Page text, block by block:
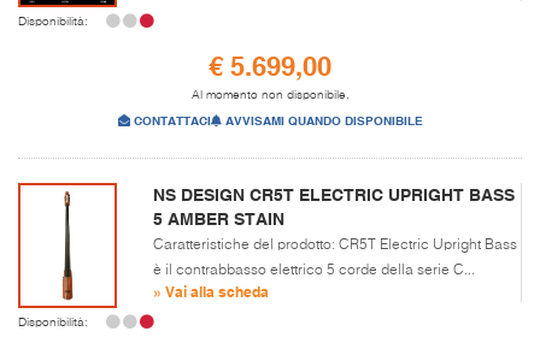
Disponibilità:
€ 5.699,00
Al momento non disponibile.
CONTATTACI AVVISAMI QUANDO DISPONIBILE
NS DESIGN CR5T ELECTRIC UPRIGHT BASS
5 AMBER STAIN
Caratteristiche del prodotto: CR5T Electric Upright Bass
è il contrabbasso elettrico 5 corde della serie C...
» Vai alla scheda
Disponibilità: